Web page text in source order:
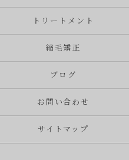
トリートメント
縮毛矯正
ブログ
お問い合わせ
サイトマップ